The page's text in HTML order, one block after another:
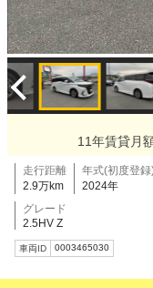
11年賃貸月
走行距離
2.9万km
年式(初度登録
2024年
グレード
2.5HV Z
車両ID 0003465030